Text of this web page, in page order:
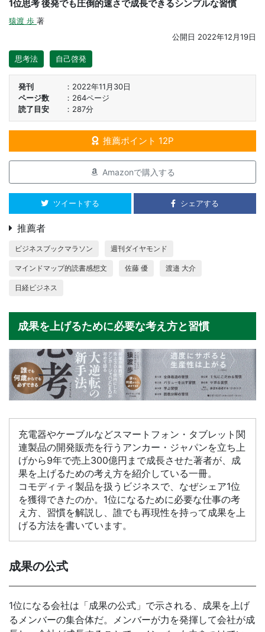
1位思考 後発でも圧倒的速さで成長できるシンプルな習慣
猿渡 歩 著
公開日 2022年12月19日
思考法 自己啓発
発刊
2022年11月30日
ページ数
264ページ
読了目安
287分
推薦ポイント 12P
Amazonで購入する
ツイートする シェアする
推薦者
ビジネスブックマラソン 週刊ダイヤモンド
マインドマップ的読書感想文 佐藤 優 渡邉 大介
日経ビジネス
成果を上げるために必要な考え方と習慣
充電器やケーブルなどスマートフォン・タブレット関
連製品の開発販売を行うアンカー・ジャパンを立ち上
げから9年で売上300億円まで成長させた著者が、成
果を上げるための考え方を紹介している一冊。
コモディティ製品を扱うビジネスで、なぜシェア1位
を獲得できたのか。1位になるために必要な仕事の考
え方、習慣を解説し、誰でも再現性を持って成果を上
げる方法を書いています。
成果の公式
1位になる会社は「成果の公式」で示される、成果を上げ
るメンバーの集合体だ。メンバーが力を発揮して会社が成